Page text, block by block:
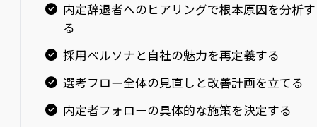
内定辞退者へのヒアリングで根本原因を分析す
る
採用ペルソナと自社の魅力を再定義する
選考フロー全体の見直しと改善計画を立てる
内定者フォローの具体的な施策を決定する